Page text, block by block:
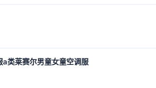
a类莱赛尔男童女童空调服